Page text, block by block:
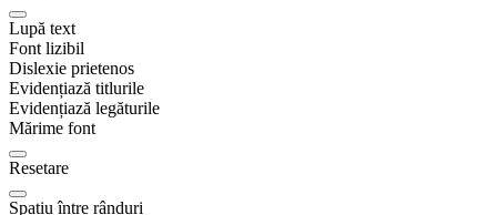
Lupă text
Font lizibil
Dislexie prietenos
Evidențiază titlurile
Evidențiază legăturile
Mărime font
Resetare
Spațiu între rânduri